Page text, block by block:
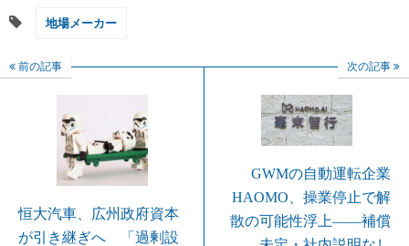
地場メーカー
前の記事
恒大汽車、広州政府資本
が引き継ぎへ 「過剰設
次の記事
GWMの自動運転企業
HAOMO、操業停止で解
散の可能性浮上――補償